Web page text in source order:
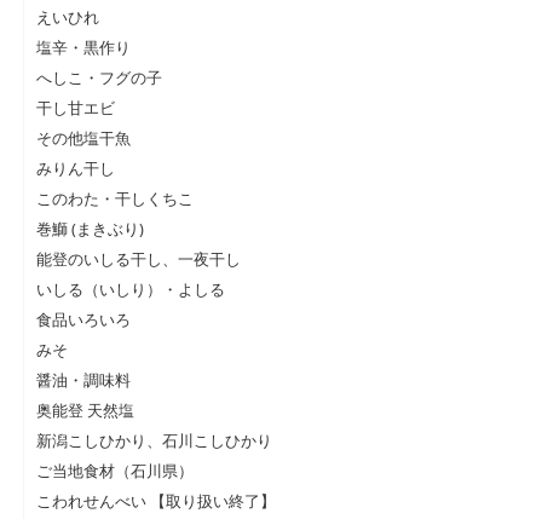
えいひれ
塩辛・黒作り
へしこ・フグの子
干し甘エビ
その他塩干魚
みりん干し
このわた・干しくちこ
巻鰤 (まきぶり)
能登のいしる干し、一夜干し
いしる（いしり）・よしる
食品いろいろ
みそ
醤油・調味料
奥能登 天然塩
新潟こしひかり、石川こしひかり
ご当地食材（石川県）
こわれせんべい 【取り扱い終了】